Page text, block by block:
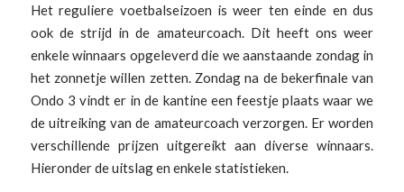
Het reguliere voetbalseizoen is weer ten einde en dus
ook de strijd in de amateurcoach. Dit heeft ons weer
enkele winnaars opgeleverd die we aanstaande zondag in
het zonnetje willen zetten. Zondag na de bekerfinale van
Ondo 3 vindt er in de kantine een feestje plaats waar we
de uitreiking van de amateurcoach verzorgen. Er worden
verschillende prijzen uitgereikt aan diverse winnaars.
Hieronder de uitslag en enkele statistieken.